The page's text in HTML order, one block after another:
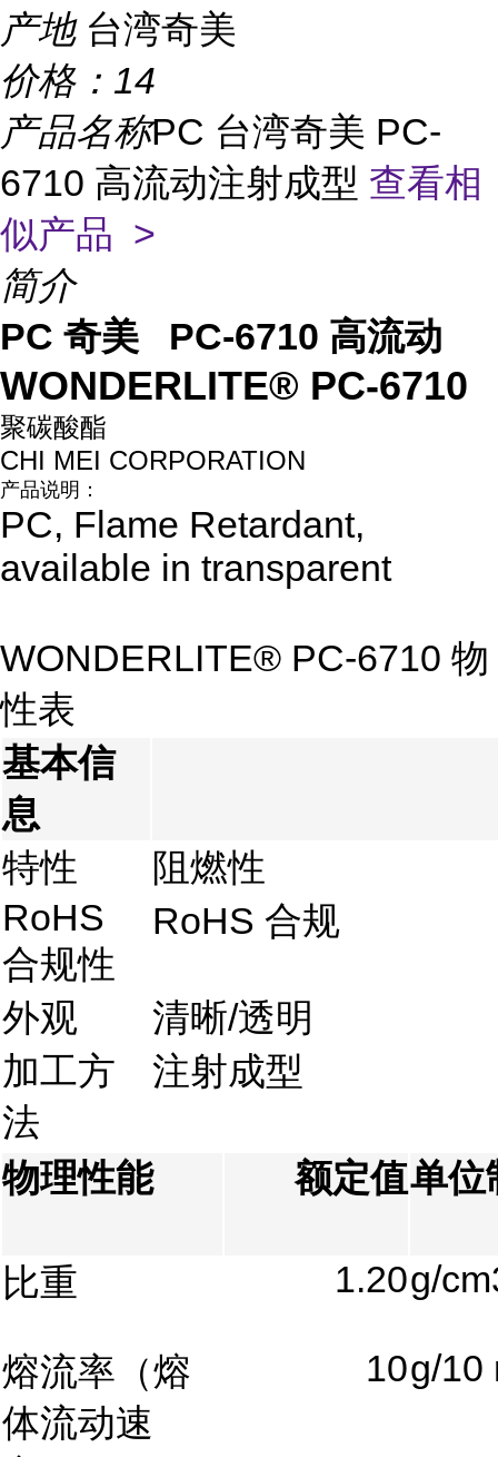
产地 台湾奇美
价格： 14
产品名称PC 台湾奇美 PC-
6710 高流动注射成型 查看相
似产品 >
简介
PC 奇美 PC-6710 高流动
WONDERLITE® PC-6710
聚碳酸酯
CHI MEI CORPORATION
产品说明：
PC, Flame Retardant,
available in transparent
WONDERLITE® PC-6710 物
性表
基本信
息
特性
阻燃性
RoHS
合规性
RoHS 合规
外观
清晰/透明
加工方
法
注射成型
物理性能 额定值单位
比重 1.20g/
熔流率（熔
体流动速
10g/10